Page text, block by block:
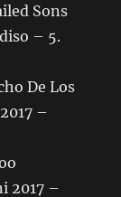
Sons
– 5.
De Los
–
2017 –